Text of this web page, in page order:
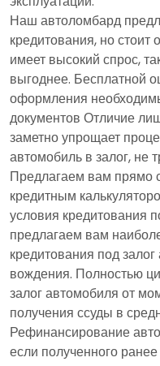
Наш автоломбард
кредитования, но стоит
имеет высокий спрос,
выгоднее. Бесплатной
оформления
документов Отличие
заметно упрощает
автомобиль в залог, не
Предлагаем вам прямо
кредитным
условия кредитования
предлагаем вам
кредитования под
вождения. Полностью
залог автомобиля от
получения ссуды в
Рефинансирование
если полученного